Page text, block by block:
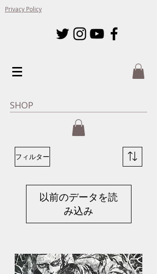
Privacy Policy
​SHOP
フィルター
以前のデータを読
み込み